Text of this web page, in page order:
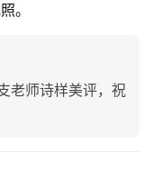
。
老师诗样美评，祝